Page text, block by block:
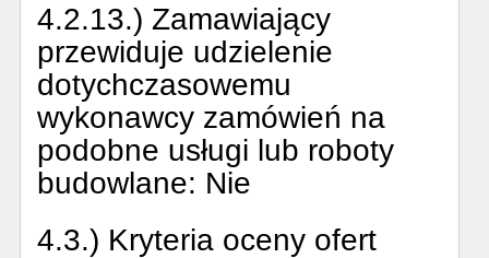
4.2.13.) Zamawiający
przewiduje udzielenie
dotychczasowemu
wykonawcy zamówień na
podobne usługi lub roboty
budowlane: Nie
4.3.) Kryteria oceny ofert